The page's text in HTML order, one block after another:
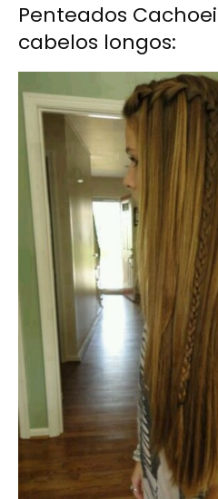
Penteados
cabelos longos: